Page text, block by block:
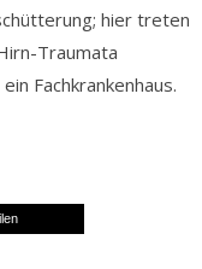
hier treten
Traumata
Fachkrankenhaus.